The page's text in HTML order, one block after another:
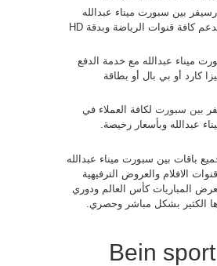
بين سبورت ميناء عبدالله
جميع القنوات وتدعم كافة قنوات الرياضة وبدقة HD
ميناء عبدالله مع خدمة الدفع
كارد أو بي بال أو بطاقة
بين سبورت لكافة العملاء في
عبدالله وبأسعار رخيصة.
باقات بين سبورت ميناء عبدالله
الافلام والعروض الترفيهية
المباريات كأس العالم ودوري
الكثير بشكل مباشر وحصري.
Bein